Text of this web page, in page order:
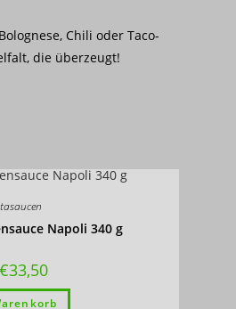
Chili oder Taco-
die überzeugt!
Napoli 340 g
€33,50